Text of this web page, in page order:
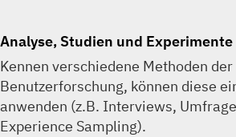
Analyse, Studien und Experimente
Kennen verschiedene Methoden der
Benutzerforschung, können diese
anwenden (z.B. Interviews,
Experience Sampling).